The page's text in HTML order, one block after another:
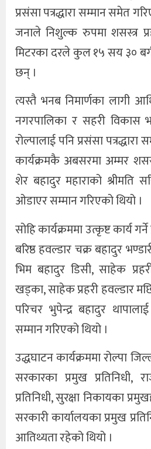
प्रसंसा पत्रद्धारा सम्मान समेत
जनाले निशुल्क रुपमा शसस्त्र
मिटरका दरले कुल १५ सय ३०
छन् ।
त्यस्तै भनब निमार्णका लागी
नगरपालिका र सहरी विकास
रोल्पालाई पनि प्रसंसा
कार्यक्रमकै अबसरमा अम्मर
शेर बहादुर महाराको श्रीमति
ओडाएर सम्मान गरिएको थियो ।
सोहि कार्यक्रममा उत्कृष्ट कार्य
बरिष्ठ हवल्डार चक्र बहादुर
भिम बहादुर डिसी, साहेक
खड्का, साहेक प्रहरी हवल्डार
परिचर भुपेन्द्र बहादुर
सम्मान गरिएको थियो ।
उद्धघाटन कार्यक्रममा रोल्पा
सरकारका प्रमुख प्रतिनिधी,
प्रतिनिधी, सुरक्षा निकायका
सरकारी कार्यालयका प्रमुख
आतिथ्यता रहेको थियो ।